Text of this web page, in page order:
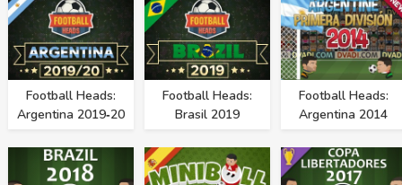
Football Heads:
Argentina 2019‑20
Football Heads:
Brasil 2019
Football Heads:
Argentina 2014